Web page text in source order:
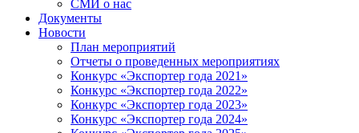
СМИ о нас
Документы
Новости
План мероприятий
Отчеты о проведенных мероприятиях
Конкурс «Экспортер года 2021»
Конкурс «Экспортер года 2022»
Конкурс «Экспортер года 2023»
Конкурс «Экспортер года 2024»